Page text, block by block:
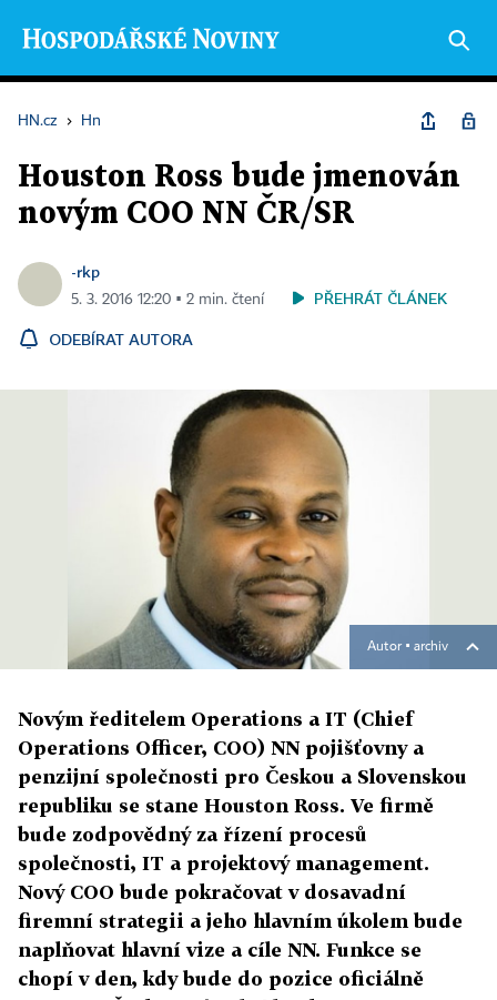
HN.cz › Hn
Houston Ross bude jmenován
novým COO NN ČR/SR
-rkp
5. 3. 2016 12:20 ▪ 2 min. čtení PŘEHRÁT ČLÁNEK
ODEBÍRAT AUTORA
Autor ▪ archiv
Novým ředitelem Operations a IT (Chief
Operations Officer, COO) NN pojišťovny a
penzijní společnosti pro Českou a Slovenskou
republiku se stane Houston Ross. Ve firmě
bude zodpovědný za řízení procesů
společnosti, IT a projektový management.
Nový COO bude pokračovat v dosavadní
firemní strategii a jeho hlavním úkolem bude
naplňovat hlavní vize a cíle NN. Funkce se
chopí v den, kdy bude do pozice oficiálně